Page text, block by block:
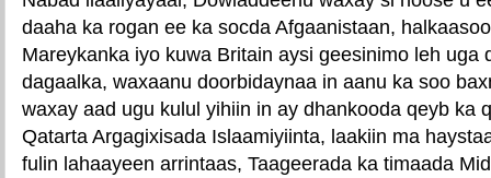
daaha ka rogan ee ka socda Afgaanistaan,
Mareykanka iyo kuwa Britain aysi geesinimo leh uga
dagaalka, waxaanu doorbidaynaa in aanu ka soo
waxay aad ugu kulul yihiin in ay dhankooda qeyb ka
Qatarta Argagixisada Islaamiyiinta, laakiin ma
fulin lahaayeen arrintaas, Taageerada ka timaada